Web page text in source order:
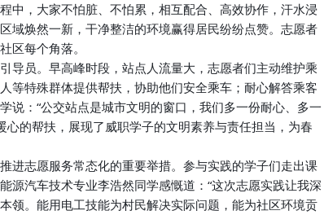
中，大家不怕脏、不怕累，相互配合、高效协作，汗水浸
域焕然一新，干净整洁的环境赢得居民纷纷点赞。志愿者
区每个角落。
导员。早高峰时段，站点人流量大，志愿者们主动维护乘
等特殊群体提供帮扶，协助他们安全乘车；耐心解答乘客
说：“公交站点是城市文明的窗口，我们多一份耐心、多一
的帮扶，展现了威职学子的文明素养与责任担当，为春
进志愿服务常态化的重要举措。参与实践的学子们走出课
源汽车技术专业李浩然同学感慨道：“这次志愿实践让我深
领。能用电工技能为村民解决实际问题，能为社区环境贡